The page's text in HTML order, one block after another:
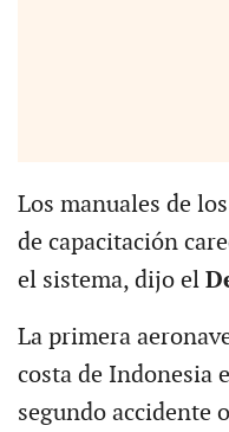
Los manuales de
de capacitación
el sistema, dijo el
La primera
costa de Indonesia
segundo accidente